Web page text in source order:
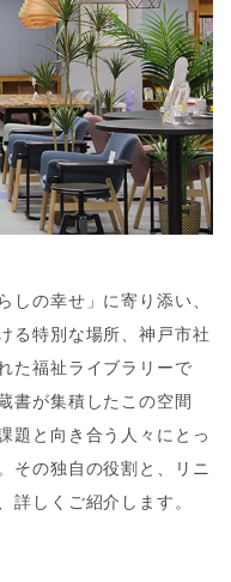
の幸せ」に寄り添い、
る特別な場所、神戸市社
た福祉ライブラリーで
書が集積したこの空間
題と向き合う人々にとっ
その独自の役割と、リニ
詳しくご紹介します。